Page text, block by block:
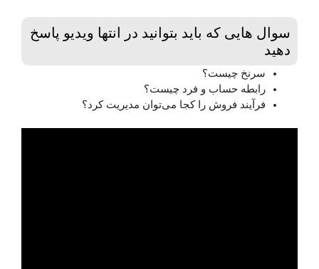
سوال هایی که باید بتوانید در انتها ویدیو پاسخ
دهید
سرنخ چیست؟
رابطه حساب و فرد چیست؟
فرآیند فروش را کجا می‌توان مدیریت کرد؟